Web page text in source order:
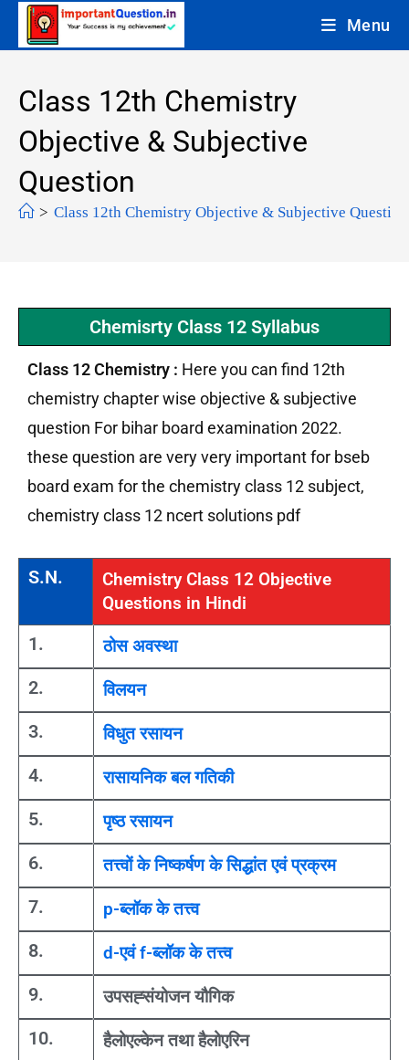
Menu
Class 12th Chemistry
Objective & Subjective
Question
> Class 12th Chemistry Objective & Subjective Question
Chemisrty Class 12 Syllabus
Class 12 Chemistry : Here you can find 12th
chemistry chapter wise objective & subjective
question For bihar board examination 2022.
these question are very very important for bseb
board exam for the chemistry class 12 subject,
chemistry class 12 ncert solutions pdf
S.N.
Chemistry Class 12 Objective
Questions in Hindi
1. ठोस अवस्था
2. विलयन
3. विधुत रसायन
4. रासायनिक बल गतिकी
5. पृष्ठ रसायन
6. तत्त्वों के निष्कर्षण के सिद्धांत एवं प्रक्रम
7. p-ब्लॉक के तत्त्व
8. d-एवं f-ब्लॉक के तत्त्व
9. उपसह्संयोजन यौगिक
10. हैलोएल्केन तथा हैलोएरिन